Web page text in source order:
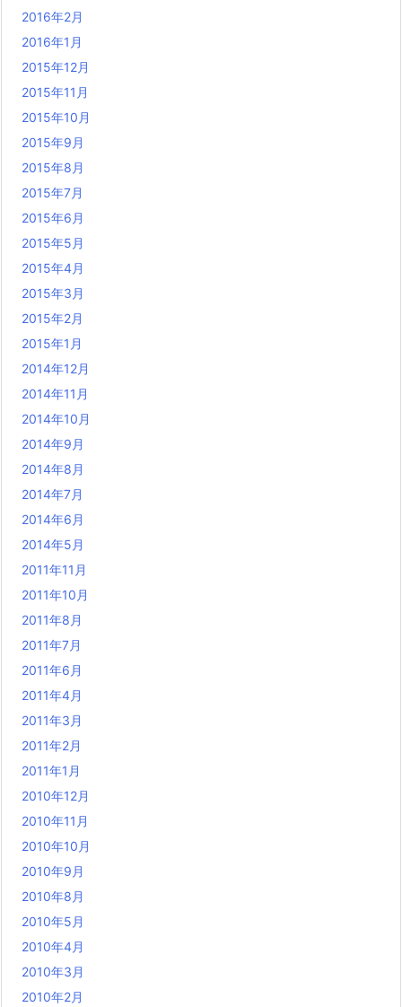
2016年2月
2016年1月
2015年12月
2015年11月
2015年10月
2015年9月
2015年8月
2015年7月
2015年6月
2015年5月
2015年4月
2015年3月
2015年2月
2015年1月
2014年12月
2014年11月
2014年10月
2014年9月
2014年8月
2014年7月
2014年6月
2014年5月
2011年11月
2011年10月
2011年8月
2011年7月
2011年6月
2011年4月
2011年3月
2011年2月
2011年1月
2010年12月
2010年11月
2010年10月
2010年9月
2010年8月
2010年5月
2010年4月
2010年3月
2010年2月